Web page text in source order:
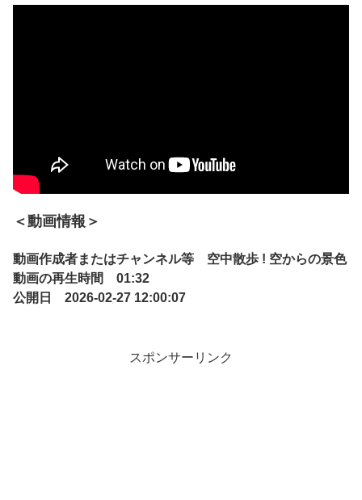
＜動画情報＞
動画作成者またはチャンネル等 空中散歩 ! 空からの景色
動画の再生時間 01:32
公開日 2026-02-27 12:00:07
スポンサーリンク